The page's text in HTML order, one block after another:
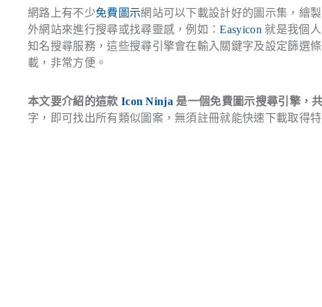
網路上有不少免費圖示網站可以下載設計好的圖示集，繪
外網站來進行搜尋或找尋靈感，例如：Easyicon 就是我個
知名搜尋服務，這些搜尋引擎會在輸入關鍵字及設定篩選
載，非常方便。
本文要介紹的這款 Icon Ninja 是一個免費圖示搜尋引擎，
字，即可找出所有類似圖案，無須註冊就能快速下載取得